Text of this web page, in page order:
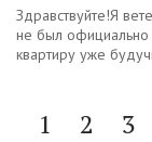
Здравствуйте!Я
не был официально
квартиру уже
1 2 3